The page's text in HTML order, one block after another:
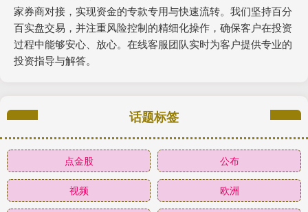
家券商对接，实现资金的专款专用与快速流转。我们坚持百分
百实盘交易，并注重风险控制的精细化操作，确保客户在投资
过程中能够安心、放心。在线客服团队实时为客户提供专业的
投资指导与解答。
话题标签
点金股 公布
视频 欧洲